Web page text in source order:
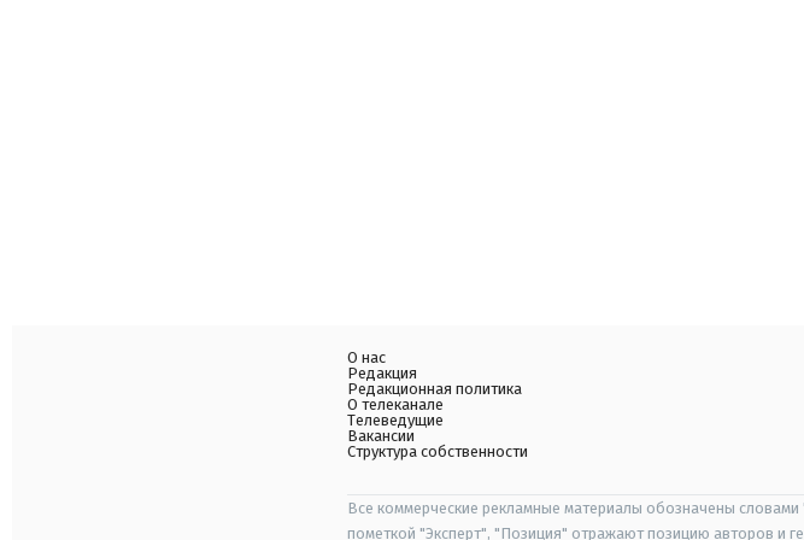
О нас
Редакция
Редакционная политика
О телеканале
Телеведущие
Вакансии
Структура собственности
Все коммерческие рекламные материалы обозначены
пометкой "Эксперт", "Позиция" отражают позицию авторов и